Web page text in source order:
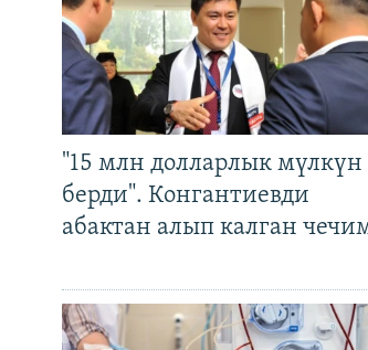
"15 млн долларлык мүлкүн
берди". Конгантиевди
абактан алып калган